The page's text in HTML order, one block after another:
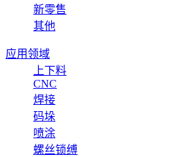
新零售
其他
应用领域
上下料
CNC
焊接
码垛
喷涂
螺丝锁缚